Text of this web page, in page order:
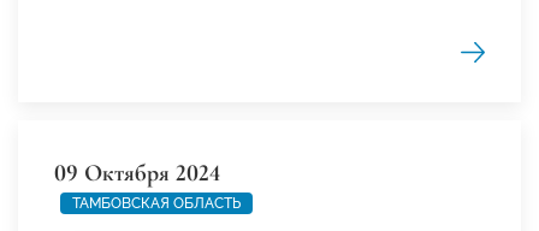
09 Октября 2024
ТАМБОВСКАЯ ОБЛАСТЬ